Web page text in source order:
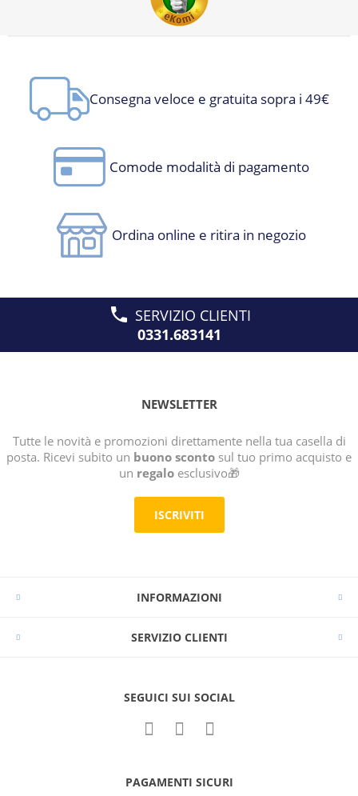
Consegna veloce e gratuita sopra i 49€
Comode modalità di pagamento
Ordina online e ritira in negozio
SERVIZIO CLIENTI
0331.683141
NEWSLETTER
Tutte le novità e promozioni direttamente nella tua casella di
posta. Ricevi subito un buono sconto sul tuo primo acquisto e
un regaloesclusivo🎁
ISCRIVITI
INFORMAZIONI
SERVIZIO CLIENTI
SEGUICI SUI SOCIAL
PAGAMENTI SICURI